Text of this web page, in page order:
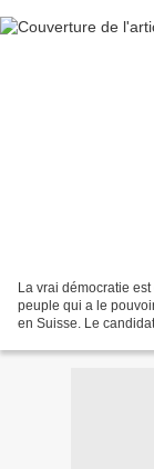
La vrai démocratie
peuple qui a le
en Suisse. Le